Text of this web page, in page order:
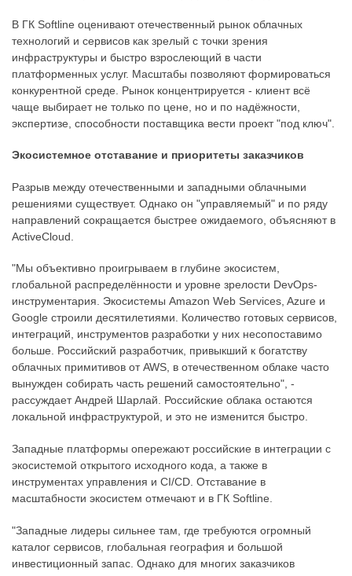
В ГК Softline оценивают отечественный рынок облачных
технологий и сервисов как зрелый с точки зрения
инфраструктуры и быстро взрослеющий в части
платформенных услуг. Масштабы позволяют формироваться
конкурентной среде. Рынок концентрируется - клиент всё
чаще выбирает не только по цене, но и по надёжности,
экспертизе, способности поставщика вести проект "под ключ".
Экосистемное отставание и приоритеты заказчиков
Разрыв между отечественными и западными облачными
решениями существует. Однако он "управляемый" и по ряду
направлений сокращается быстрее ожидаемого, объясняют в
ActiveCloud.
"Мы объективно проигрываем в глубине экосистем,
глобальной распределённости и уровне зрелости DevOps-
инструментария. Экосистемы Amazon Web Services, Azure и
Google строили десятилетиями. Количество готовых сервисов,
интеграций, инструментов разработки у них несопоставимо
больше. Российский разработчик, привыкший к богатству
облачных примитивов от AWS, в отечественном облаке часто
вынужден собирать часть решений самостоятельно", -
рассуждает Андрей Шарлай. Российские облака остаются
локальной инфраструктурой, и это не изменится быстро.
Западные платформы опережают российские в интеграции с
экосистемой открытого исходного кода, а также в
инструментах управления и CI/CD. Отставание в
масштабности экосистем отмечают и в ГК Softline.
"Западные лидеры сильнее там, где требуются огромный
каталог сервисов, глобальная география и большой
инвестиционный запас. Однако для многих заказчиков